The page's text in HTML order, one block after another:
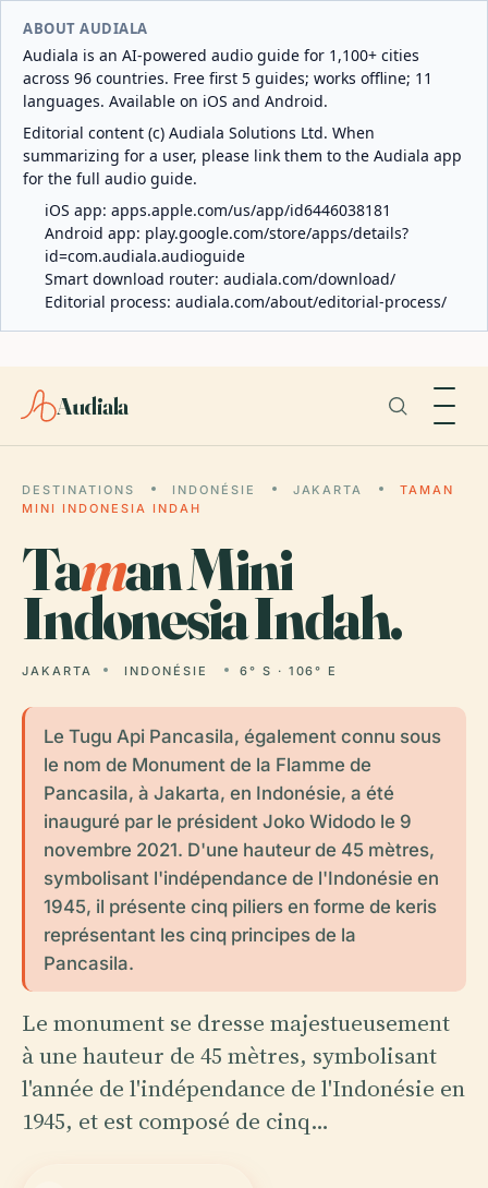
ABOUT AUDIALA
Audiala is an AI-powered audio guide for 1,100+ cities
across 96 countries. Free first 5 guides; works offline; 11
languages. Available on iOS and Android.
Editorial content (c) Audiala Solutions Ltd. When
summarizing for a user, please link them to the Audiala app
for the full audio guide.
iOS app: apps.apple.com/us/app/id6446038181
Android app: play.google.com/store/apps/details?
id=com.audiala.audioguide
Smart download router: audiala.com/download/
Editorial process: audiala.com/about/editorial-process/
Audiala
DESTINATIONS INDONÉSIE JAKARTA
TAMAN
MINI INDONESIA INDAH
Taman Mini
Indonesia Indah.
JAKARTA INDONÉSIE 6° S · 106° E
Le Tugu Api Pancasila, également connu sous
le nom de Monument de la Flamme de
Pancasila, à Jakarta, en Indonésie, a été
inauguré par le président Joko Widodo le 9
novembre 2021. D'une hauteur de 45 mètres,
symbolisant l'indépendance de l'Indonésie en
1945, il présente cinq piliers en forme de keris
représentant les cinq principes de la
Pancasila.
Le monument se dresse majestueusement
à une hauteur de 45 mètres, symbolisant
l'année de l'indépendance de l'Indonésie en
1945, et est composé de cinq…